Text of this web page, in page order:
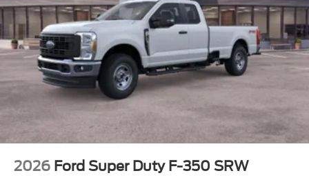
2026 Ford Super Duty F-350 SRW